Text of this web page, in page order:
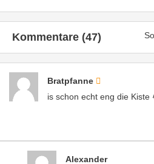
Kommentare (47)
Bratpfanne
is schon echt eng die Kiste
Alexander